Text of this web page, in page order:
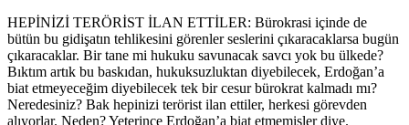
HEPİNİZİ TERÖRİST İLAN ETTİLER: Bürokrasi içinde de
bütün bu gidişatın tehlikesini görenler seslerini çıkaracaklarsa bugün
çıkaracaklar. Bir tane mi hukuku savunacak savcı yok bu ülkede?
Bıktım artık bu baskıdan, hukuksuzluktan diyebilecek, Erdoğan’a
biat etmeyeceğim diyebilecek tek bir cesur bürokrat kalmadı mı?
Neredesiniz? Bak hepinizi terörist ilan ettiler, herkesi görevden
alıyorlar. Neden? Yeterince Erdoğan’a biat etmemişler diye.